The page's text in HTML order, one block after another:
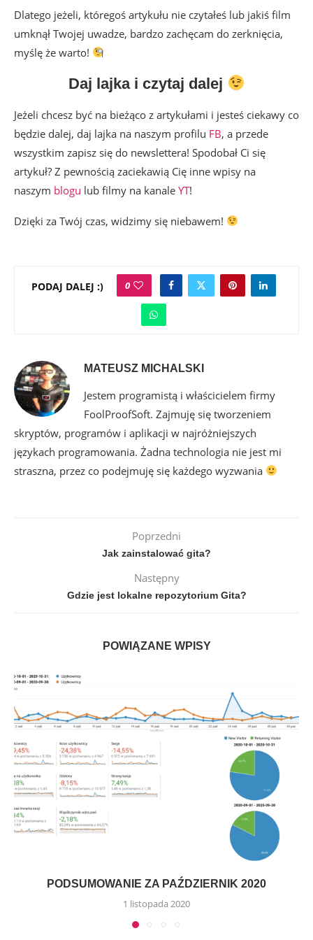
Dlatego jeżeli, któregoś artykułu nie czytałeś lub jakiś film
umknął Twojej uwadze, bardzo zachęcam do zerknięcia,
myślę że warto!
Daj lajka i czytaj dalej
Jeżeli chcesz być na bieżąco z artykułami i jesteś ciekawy co
będzie dalej, daj lajka na naszym profilu FB, a przede
wszystkim zapisz się do newslettera! Spodobał Ci się
artykuł? Z pewnością zaciekawią Cię inne wpisy na
naszym blogu lub filmy na kanale YT!
Dzięki za Twój czas, widzimy się niebawem!
PODAJ DALEJ :) 0
MATEUSZ MICHALSKI
Jestem programistą i właścicielem firmy
FoolProofSoft. Zajmuję się tworzeniem
skryptów, programów i aplikacji w najróżniejszych
językach programowania. Żadna technologia nie jest mi
straszna, przez co podejmuję się każdego wyzwania
Poprzedni
Jak zainstalować gita?
Następny
Gdzie jest lokalne repozytorium Gita?
POWIĄZANE WPISY
PODSUMOWANIE ZA PAŹDZIERNIK 2020
1 listopada 2020